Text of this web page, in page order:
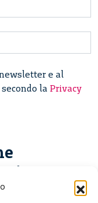
e al
la Privacy
ETS